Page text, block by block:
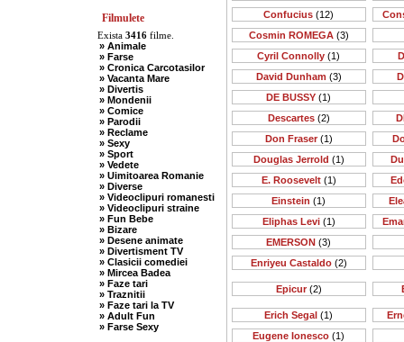
Filmulete
Exista 3416filme.
» Animale
» Farse
» Cronica Carcotasilor
» Vacanta Mare
» Divertis
» Mondenii
» Comice
» Parodii
» Reclame
» Sexy
» Sport
» Vedete
» Uimitoarea Romanie
» Diverse
» Videoclipuri romanesti
» Videoclipuri straine
» Fun Bebe
» Bizare
» Desene animate
» Divertisment TV
» Clasicii comediei
» Mircea Badea
» Faze tari
» Traznitii
» Faze tari la TV
» Adult Fun
» Farse Sexy
Confucius (12)
Cosmin ROMEGA(3)
Cyril Connolly (1)
David Dunham (3)
DE BUSSY (1)
Descartes(2)
Don Fraser(1)
Douglas Jerrold (1)
E. Roosevelt(1)
Einstein (1)
Eliphas Levi(1)
EMERSON (3)
Enriyeu Castaldo(2)
Epicur(2)
Erich Segal (1)
Eugene Ionesco (1)